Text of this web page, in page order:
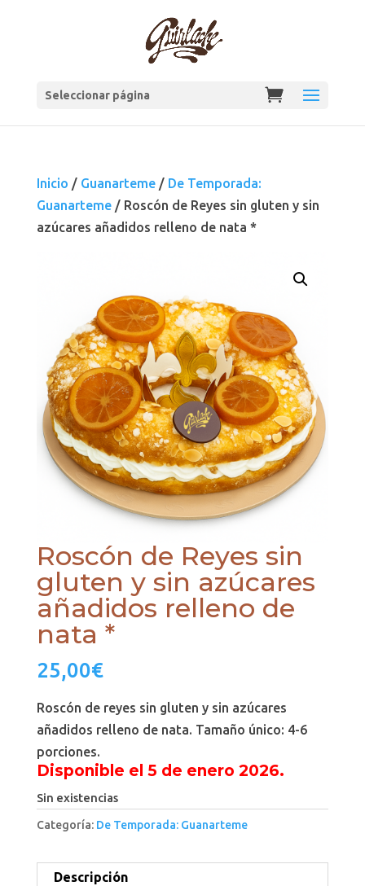
Seleccionar página
Inicio / Guanarteme/ De Temporada:
Guanarteme/ Roscón de Reyes sin gluten y sin
azúcares añadidos relleno de nata *
Roscón de Reyes sin
gluten y sin azúcares
añadidos relleno de
nata *
25,00€
Roscón de reyes sin gluten y sin azúcares
añadidos relleno de nata. Tamaño único: 4-6
porciones.
Disponible el 5 de enero 2026.
Sin existencias
Categoría: De Temporada: Guanarteme
Descripción